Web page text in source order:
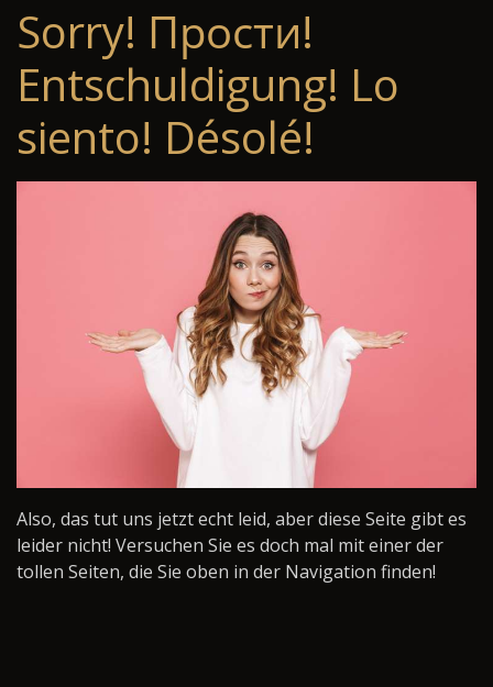
Sorry! Прости!
Entschuldigung! Lo
siento! Désolé!
Also, das tut uns jetzt echt leid, aber diese Seite gibt es
leider nicht! Versuchen Sie es doch mal mit einer der
tollen Seiten, die Sie oben in der Navigation finden!